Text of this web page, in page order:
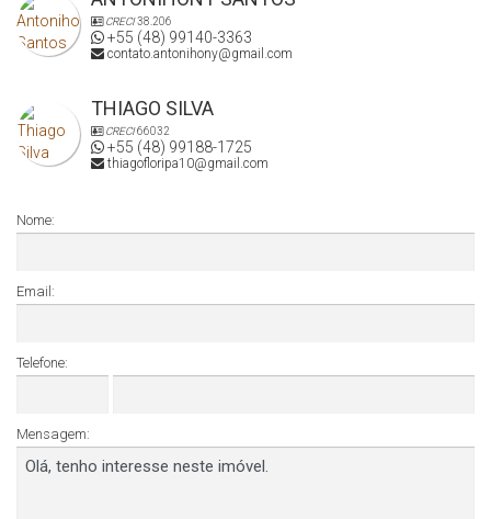
CRECI38.206
+55 (48) 99140-3363
contato.antonihony@gmail.com
THIAGO SILVA
CRECI66032
+55 (48) 99188-1725
thiagofloripa10@gmail.com
Nome:
Email:
Telefone:
Mensagem: